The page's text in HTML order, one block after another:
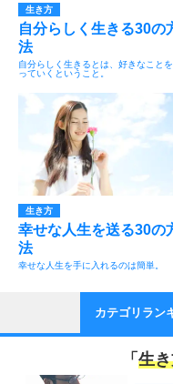
生き方
自分らしく生きる30の
法
自分らしく生きるとは、好きなこと
っていくということ。
生き方
幸せな人生を送る30の
法
幸せな人生を手に入れるのは簡単。
カテゴリラン
「 生